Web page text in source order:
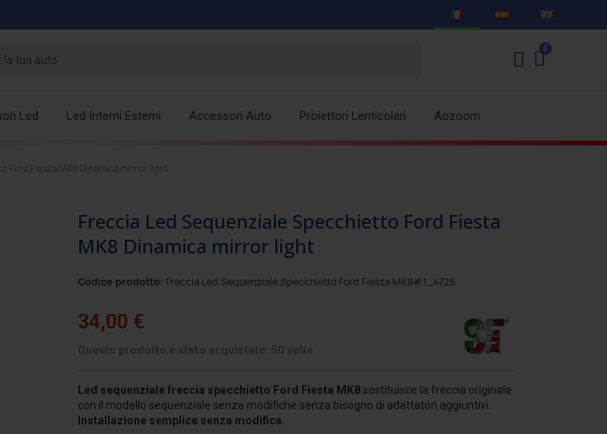
Led Led Interni Esterni Accessori Auto Proiettori Lenticolari Aozoom
Ford Fiesta MK8 Dinamica mirror light
Freccia Led Sequenziale Specchietto Ford Fiesta
MK8 Dinamica mirror light
Codice prodotto: Freccia Led Sequenziale Specchietto Ford Fiesta MK8#1_4725
34,00 €
Led sequenziale freccia specchietto Ford Fiesta MK8 sostituisce la freccia originale
con il modello sequenziale senza modifiche senza bisogno di adattatori aggiuntivi.
Installazione semplice senza modifica.